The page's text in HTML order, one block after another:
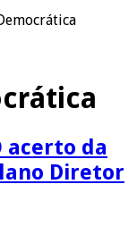
acerto da
Diretor